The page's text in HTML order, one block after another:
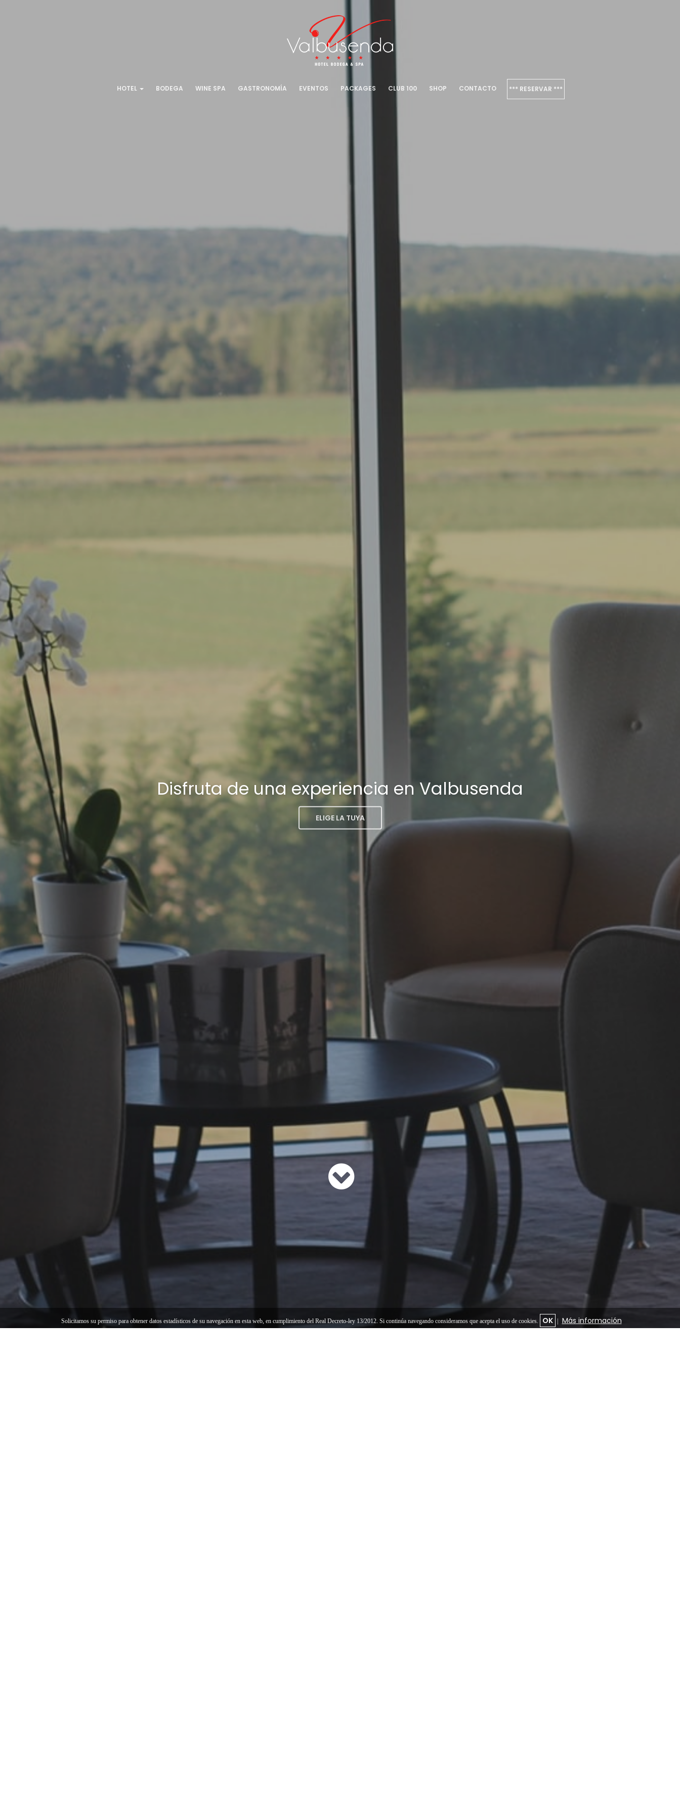
Disfruta de una experiencia en Valbusenda
ELIGE LA TUYA
HOTEL BODEGA WINE SPA GASTRONOMÍA EVENTOS PACKAGES CLUB 100 SHOP CONTACTO *** RESERVAR ***
Solicitamos su permiso para obtener datos estadísticos de su navegación en esta web, en cumplimiento del Real Decreto-ley 13/2012. Si continúa navegando consideramos que acepta el uso de cookies. OK Más información